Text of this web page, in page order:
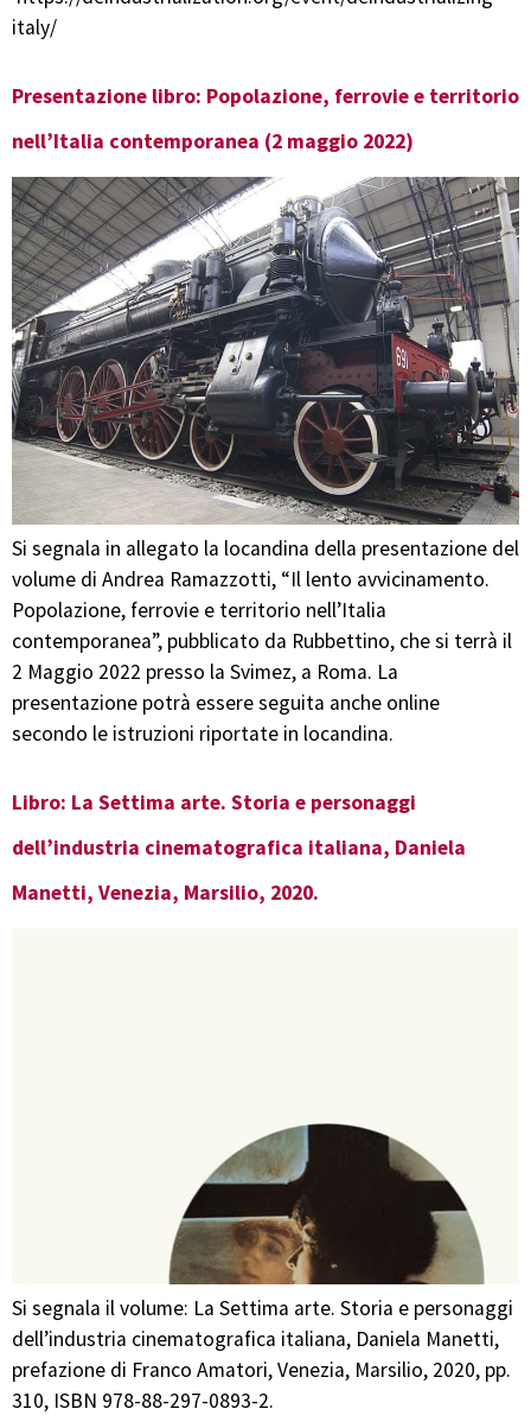
italy/
Presentazione libro: Popolazione, ferrovie e territorio
nell’Italia contemporanea (2 maggio 2022)
Si segnala in allegato la locandina della presentazione del
volume di Andrea Ramazzotti, “Il lento avvicinamento.
Popolazione, ferrovie e territorio nell’Italia
contemporanea”, pubblicato da Rubbettino, che si terrà il
2 Maggio 2022 presso la Svimez, a Roma. La
presentazione potrà essere seguita anche online
secondo le istruzioni riportate in locandina.
Libro: La Settima arte. Storia e personaggi
dell’industria cinematografica italiana, Daniela
Manetti, Venezia, Marsilio, 2020.
Si segnala il volume: La Settima arte. Storia e personaggi
dell’industria cinematografica italiana, Daniela Manetti,
prefazione di Franco Amatori, Venezia, Marsilio, 2020, pp.
310, ISBN 978-88-297-0893-2.